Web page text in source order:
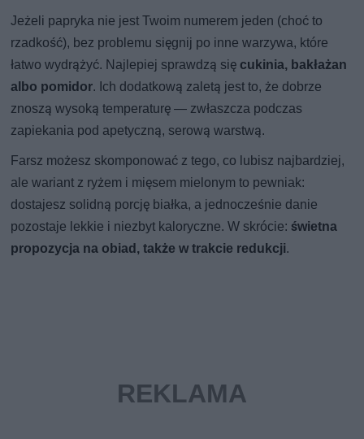
Jeżeli papryka nie jest Twoim numerem jeden (choć to
rzadkość), bez problemu sięgnij po inne warzywa, które
łatwo wydrążyć. Najlepiej sprawdzą się cukinia, bakłażan
albo pomidor. Ich dodatkową zaletą jest to, że dobrze
znoszą wysoką temperaturę — zwłaszcza podczas
zapiekania pod apetyczną, serową warstwą.
Farsz możesz skomponować z tego, co lubisz najbardziej,
ale wariant z ryżem i mięsem mielonym to pewniak:
dostajesz solidną porcję białka, a jednocześnie danie
pozostaje lekkie i niezbyt kaloryczne. W skrócie:świetna
propozycja na obiad, także w trakcie redukcji.